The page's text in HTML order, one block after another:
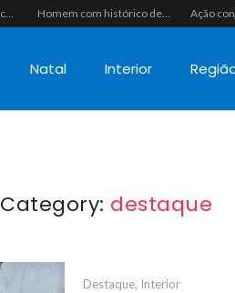
Jovem de 20 anos é executado a tiros em rede na companhia da namorada após criminosos invadirem casa fingindo ser policiais em Assú Homem com histórico de crimes sexuais é preso preventivamente por importunação sexual em supermercado de Caicó
Natal Interior
Category: destaque
Destaque, Interior